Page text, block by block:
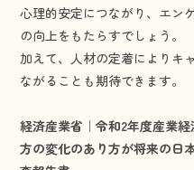
心理的安定につながり、エン
の向上をもたらすでしょう。
加えて、人材の定着によりキ
ながることも期待できます。
経済産業省｜令和2年度産業
方の変化のあり方が将来の日